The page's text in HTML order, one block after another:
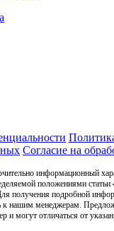
Согласие на
информационный
положениями статьи
получения подробной
к нашим менеджерам.
и могут отличаться от